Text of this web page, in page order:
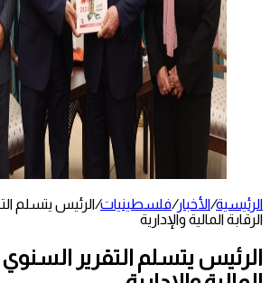
الرئيسية/الأخبار/فلسطينيات/الرئيس يتسلم
الرقابة المالية والإدارية
الرئيس يتسلم التقرير السنوي